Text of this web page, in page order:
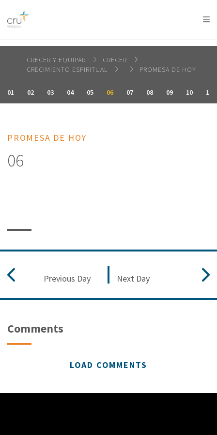
AFRICA
AMERICA / CARIBBEAN
OCEANIA
CRECER Y EQUIPAR
CRECER
CRECIMIENTO ESPIRITUAL
PROMESA DE HOY
01 02 03 04 05 06 07 08 09 10 11
PROMESA DE HOY
06
Previous Day Next Day
Comments
LOAD COMMENTS